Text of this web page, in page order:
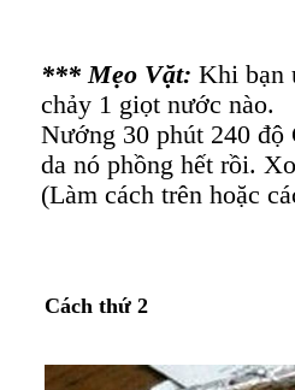
*** Mẹo Vặt: Khi bạn
chảy 1 giọt nước nào.
Nướng 30 phút 240
da nó phồng hết rồi.
(Làm cách trên hoặc
Cách thứ 2